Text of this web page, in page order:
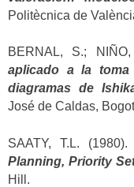
Politècnica de
BERNAL, S.;
aplicado a la toma
diagramas de
José de Caldas,
SAATY, T.L. (1980).
Planning, Priority
Hill.